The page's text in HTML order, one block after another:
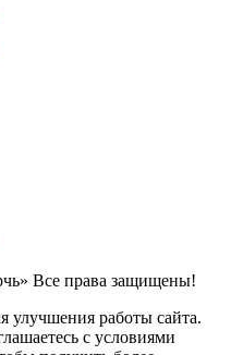
Все права защищены!
улучшения работы сайта.
с условиями